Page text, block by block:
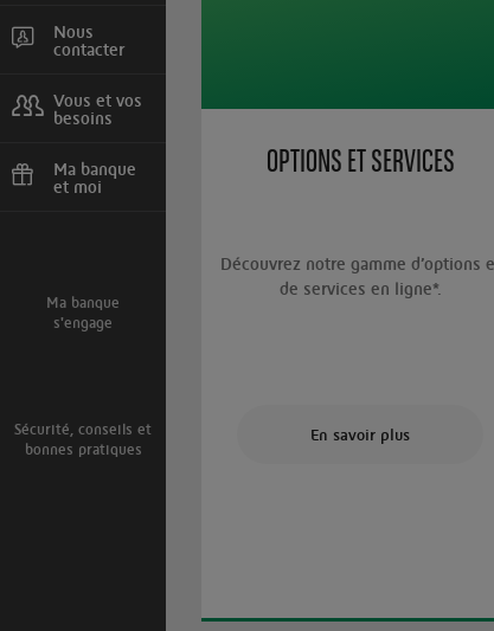
Comptes, Tarifs
Nous
contacter
Vous et vos
besoins
client international
Ma banque
et moi
Ma banque
s'engage
Sécurité, conseils et
bonnes pratiques
OPTIONS ET SERVICES
Découvrez notre gamme d’options
de services en ligne*.
En savoir plus